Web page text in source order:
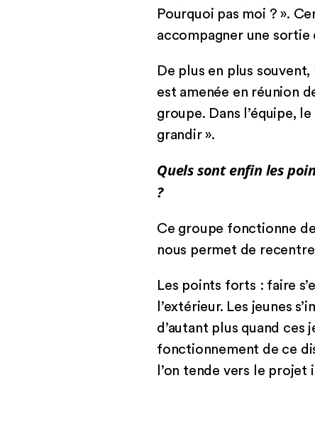
Pourquoi pas moi ? ».
accompagner une sortie
De plus en plus
est amenée en réunion
groupe. Dans l’équipe,
grandir ».
Quels sont enfin les
?
Ce groupe fonctionne
nous permet de
Les points forts : faire
l’extérieur. Les jeunes
d’autant plus quand
fonctionnement de ce
l’on tende vers le projet